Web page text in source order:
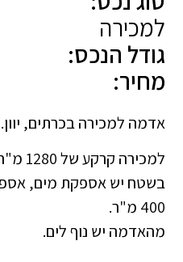
למכירה
גודל הנכס:
מחיר:
אדמה למכירה בכרתים, יוון.
למכירה קרקע של 1280 מ"ר בכרתים.
בשטח יש אספקת מים,
400 מ"ר.
מהאדמה יש נוף לים.